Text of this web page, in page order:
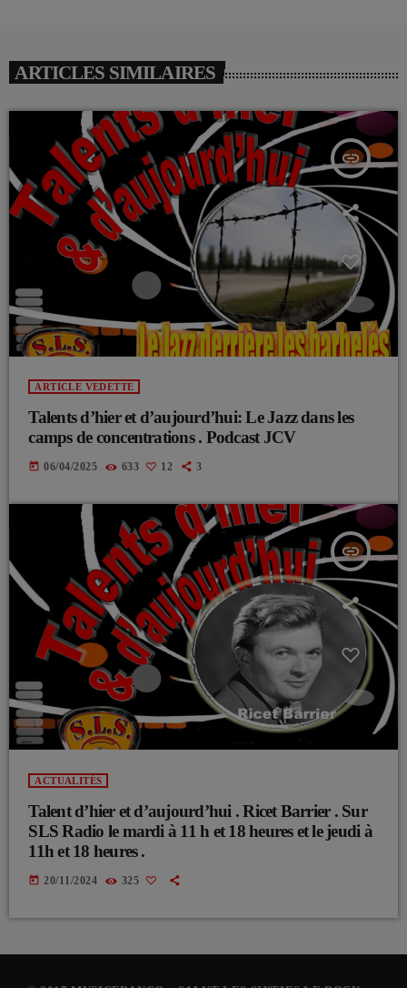
ARTICLES SIMILAIRES
insert_link
ARTICLE VEDETTE
Talents d’hier et d’aujourd’hui: Le Jazz dans les
camps de concentrations . Podcast JCV
today 06/04/2025 633 12 3
insert_link
ACTUALITÉS
Talent d’hier et d’aujourd’hui . Ricet Barrier . Sur
SLS Radio le mardi à 11 h et 18 heures et le jeudi à
11h et 18 heures .
today 20/11/2024 325